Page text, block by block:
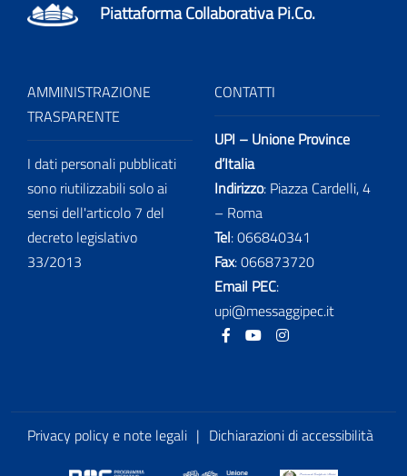
Piattaforma Collaborativa Pi.Co.
AMMINISTRAZIONE
TRASPARENTE
I dati personali pubblicati
sono riutilizzabili solo ai
sensi dell'articolo 7 del
decreto legislativo
33/2013
CONTATTI
UPI – Unione Province
d’Italia
Indirizzo: Piazza Cardelli, 4
– Roma
Tel:066840341
Fax:066873720
Email PEC:
upi@messaggipec.it
FacebookYoutube
Privacy policy e note legali | Dichiarazioni di accessibilità